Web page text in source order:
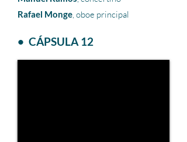
Rafael Monge, oboe principal
• CÁPSULA 12